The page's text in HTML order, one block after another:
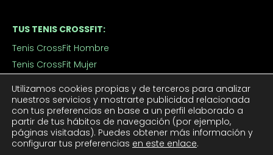
TUS TENIS CROSSFIT:
Tenis CrossFit Hombre
Tenis CrossFit Mujer
APROVECHA LOS DESCUENTOS:
Outlet
Ofertas de Tenis de Crossfit
Utilizamos cookies propias y de terceros para analizar
nuestros servicios y mostrarte publicidad relacionada
con tus preferencias en base a un perfil elaborado a
partir de tus hábitos de navegación (por ejemplo,
páginas visitadas). Puedes obtener más información y
configurar tus preferencias en este enlace.